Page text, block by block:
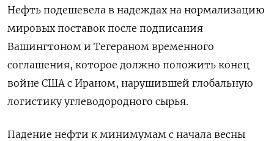
Нефть подешевела в надеждах на нормализацию
мировых поставок после подписания
Вашингтоном и Тегераном временного
соглашения, которое должно положить конец ​
войне США с Ираном, нарушившей глобальную
логистику углеводородного сырья.
Падение нефти к минимумам с начала весны